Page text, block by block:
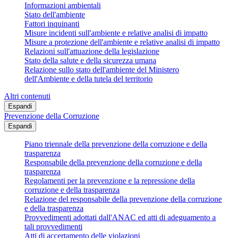
Informazioni ambientali
Stato dell'ambiente
Fattori inquinanti
Misure incidenti sull'ambiente e relative analisi di impatto
Misure a protezione dell'ambiente e relative analisi di impatto
Relazioni sull'attuazione della legislazione
Stato della salute e della sicurezza umana
Relazione sullo stato dell'ambiente del Ministero
dell'Ambiente e della tutela del territorio
Altri contenuti
Espandi
Prevenzione della Corruzione
Espandi
Piano triennale della prevenzione della corruzione e della
trasparenza
Responsabile della prevenzione della corruzione e della
trasparenza
Regolamenti per la prevenzione e la repressione della
corruzione e della trasparenza
Relazione del responsabile della prevenzione della corruzione
e della trasparenza
Provvedimenti adottati dall'ANAC ed atti di adeguamento a
tali provvedimenti
Atti di accertamento delle violazioni